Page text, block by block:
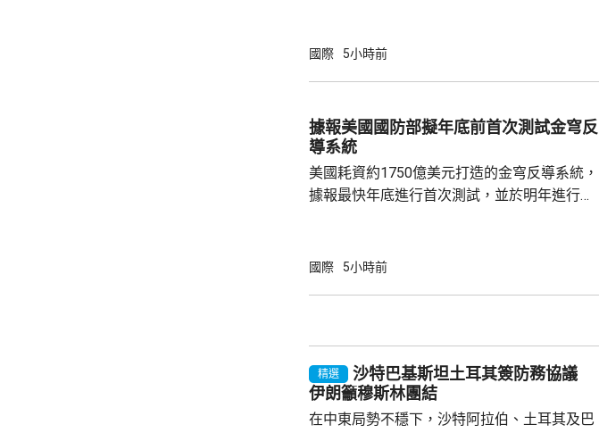
革，保證加強組織內部的透明度和誠信，以滿
月至翌年3月期間，曾在首爾、蔚山等地的風
俗場所，向十多名外籍球證提供「性招待」，
國際 5小時前
據報美國國防部擬年底前首次測試金穹反
導系統
美國耗資約1750億美元打造的金穹反導系統，
據報最快年底進行首次測試，並於明年進行飛
年進行兩次飛行測試，將攔截器發射到空中目
面測試，政府會向相關公司支付6000萬美元，
預料美國太空部隊會由...
國際 5小時前
精選
沙特巴基斯坦土耳其簽防務協議
伊朗籲穆斯林團結
在中東局勢不穩下，沙特阿拉伯、土耳其及巴